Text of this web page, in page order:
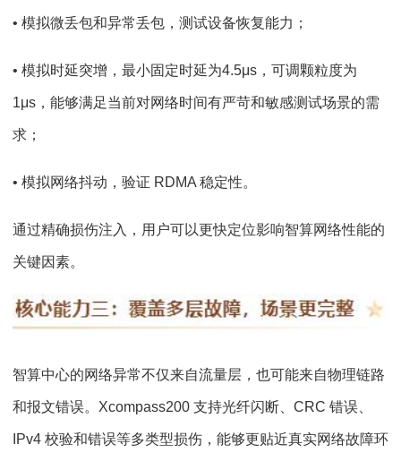
• 模拟微丢包和异常丢包，测试设备恢复能力；
• 模拟时延突增，最小固定时延为4.5‌μs，可调颗粒度为
1‌μs，能够满足当前对网络时间有严苛和敏感测试场景的需
求；
• 模拟网络抖动，验证 RDMA 稳定性。
通过精确损伤注入，用户可以更快定位影响智算网络性能的
关键因素。
智算中心的网络异常不仅来自流量层，也可能来自物理链路
和报文错误。Xcompass200 支持光纤闪断、CRC 错误、
IPv4 校验和错误等多类型损伤，能够更贴近真实网络故障环